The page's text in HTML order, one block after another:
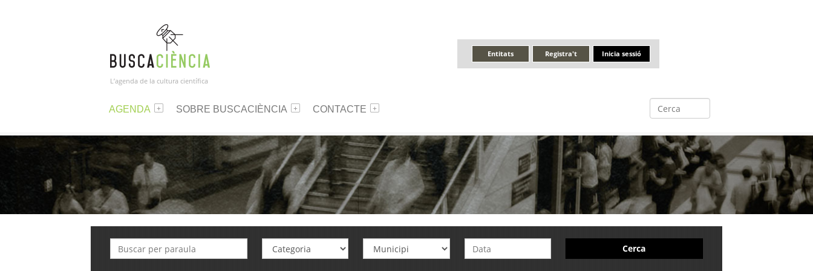
L’agenda de la cultura científica
Inicia sessió
Registra't
Entitats
AGENDA SOBRE BUSCACIÈNCIA CONTACTE
Cerca